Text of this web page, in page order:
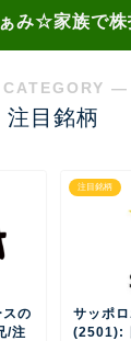
み☆家族で株
―
注目銘柄
の
/注
注目銘柄
サッポ
(2501):